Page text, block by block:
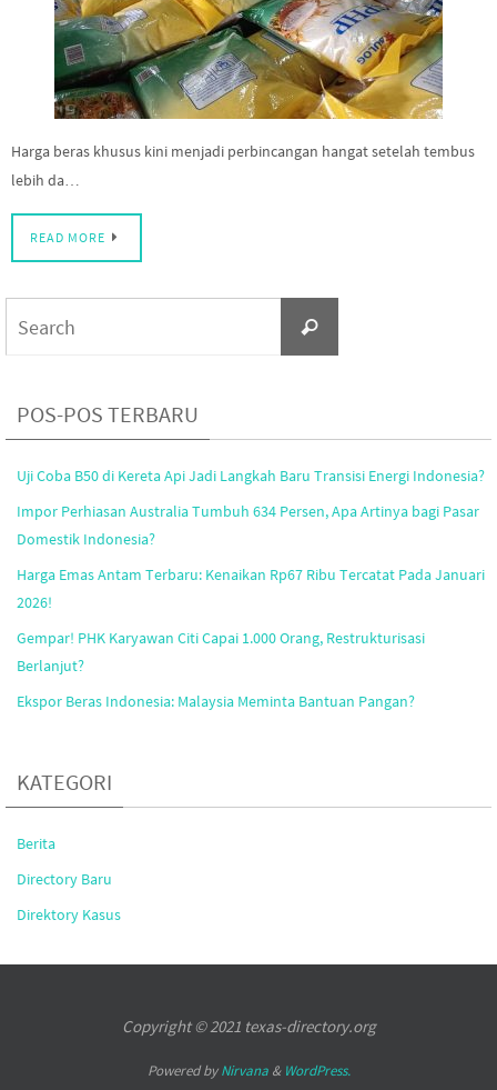
Harga beras khusus kini menjadi perbincangan hangat setelah tembus
lebih da…
READ MORE
Search
POS-POS TERBARU
Uji Coba B50 di Kereta Api Jadi Langkah Baru Transisi Energi Indonesia?
Impor Perhiasan Australia Tumbuh 634 Persen, Apa Artinya bagi Pasar
Domestik Indonesia?
Harga Emas Antam Terbaru: Kenaikan Rp67 Ribu Tercatat Pada Januari
2026!
Gempar! PHK Karyawan Citi Capai 1.000 Orang, Restrukturisasi
Berlanjut?
Ekspor Beras Indonesia: Malaysia Meminta Bantuan Pangan?
KATEGORI
Berita
Directory Baru
Direktory Kasus
Copyright © 2021 texas-directory.org
Powered byNirvana& WordPress.